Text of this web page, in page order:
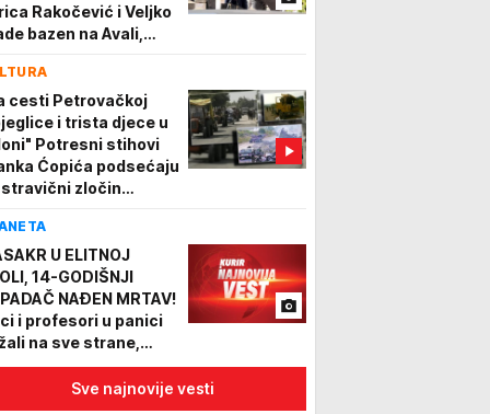
Rakočević i Veljko
bazen na Avali,
cesti Petrovačkoj
i trista djece u
Potresni stihovi
Ćopića podsećaju
stravični zločin
U ELITNOJ
14-GODIŠNJI
NAĐEN MRTAV!
i profesori u panici
na sve strane,
7 osoba
u pucnjavi, 15
(FOTO)
Sve najnovije vesti